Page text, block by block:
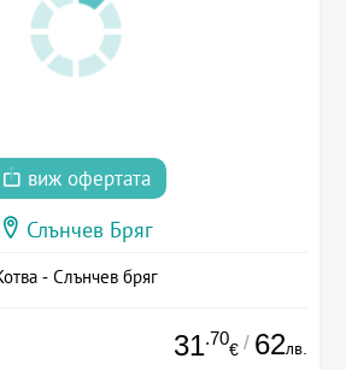
виж офертата
Слънчев Бряг
- Слънчев бряг
31.70
€ / 62лв.